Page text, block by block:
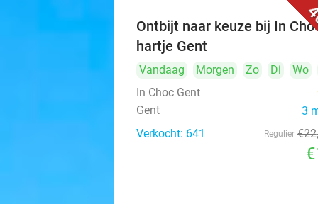
Ontbijt naar keuze bij In
hartje Gent
Vandaag Morgen Zo Di
Wo
In Choc Gent
Gent
3
Verkocht: 641
Regulier €22